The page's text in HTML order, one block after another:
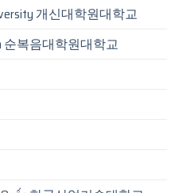
개신대학원대학교
순복음대학원대학교